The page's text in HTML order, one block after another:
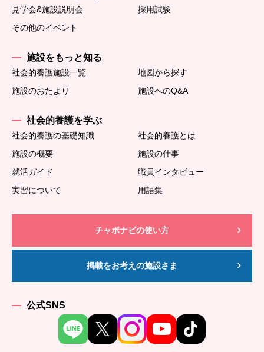
見学会&施設説明会
採用試験
その他のイベント
施設をもっと知る
社会的養護施設一覧
地図から探す
施設のおたより
施設へのQ&A
社会的養護を学ぶ
社会的養護の基礎知識
社会的養護とは
施設の概要
施設の仕事
就活ガイド
職員インタビュー
実習について
用語集
チャボナビの使い方
掲載をお考えの施設さま
公式SNS